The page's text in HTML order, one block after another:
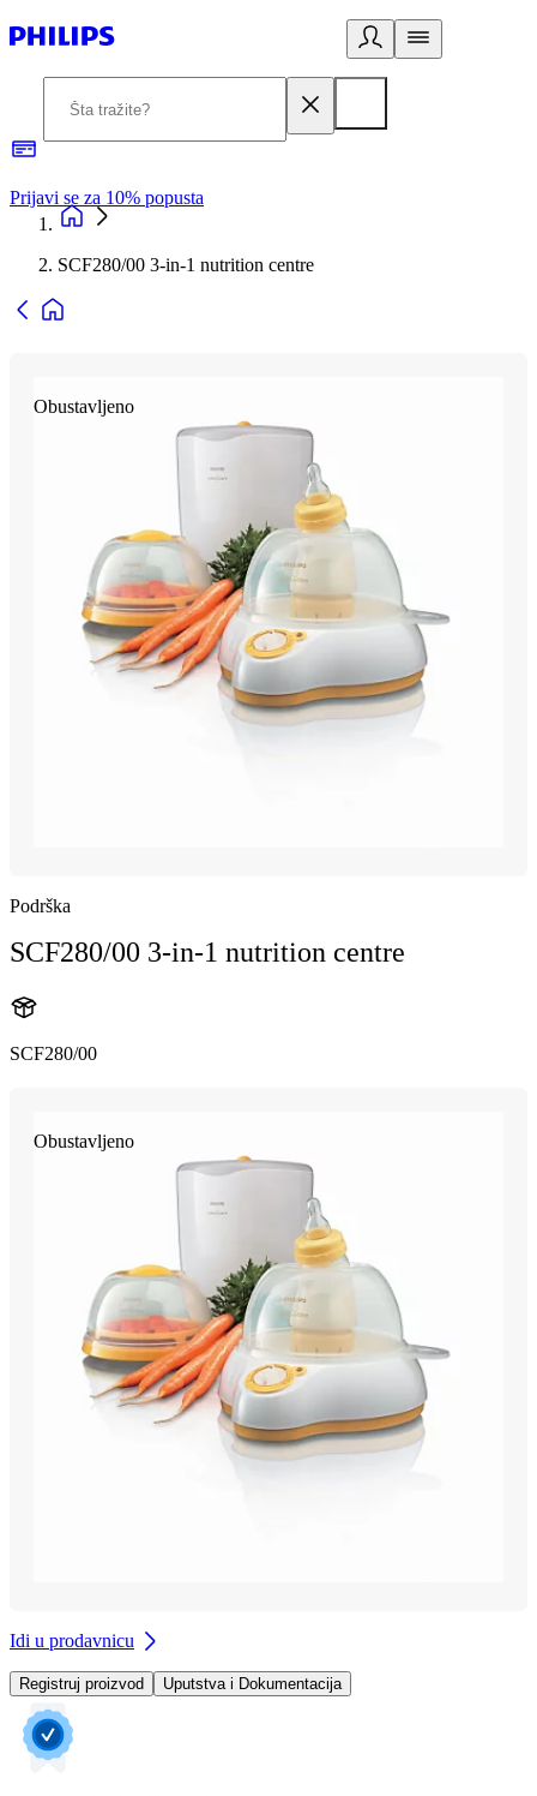
Prijavi se za 10% popusta
SCF280/00 3-in-1 nutrition centre
Obustavljeno
Podrška
SCF280/00 3-in-1 nutrition centre
SCF280/00
Obustavljeno
Idi u prodavnicu
Registruj proizvod Uputstva i Dokumentacija